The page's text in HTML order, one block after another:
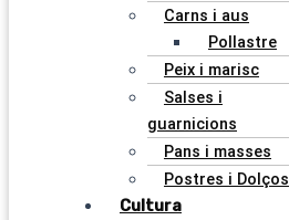
Carns i aus
Pollastre
Peix i marisc
Salses i
guarnicions
Pans i masses
Postres i Dolços
Cultura